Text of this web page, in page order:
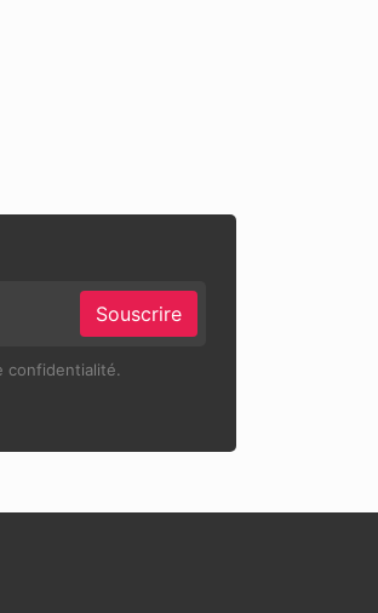
Souscrire
confidentialité.